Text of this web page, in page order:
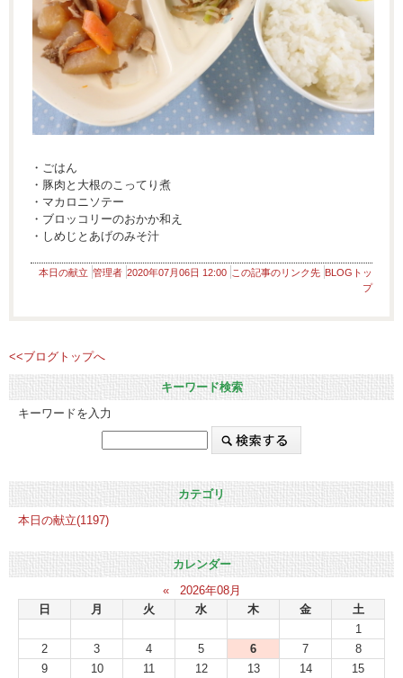
・ごはん
・豚肉と大根のこってり煮
・マカロニソテー
・ブロッコリーのおかか和え
・しめじとあげのみそ汁
本日の献立 管理者 2020年07月06日 12:00 この記事のリンク先 BLOGトッ
プ
<<ブログトップへ
キーワード検索
キーワードを入力
カテゴリ
本日の献立(1197)
カレンダー
«
2026年08月
日
月 火 水 木 金
土
1
2
3 4 5 6 7
8
9
10 11 12 13 14
15